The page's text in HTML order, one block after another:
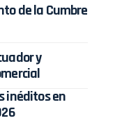
de la Cumbre
y
inéditos en